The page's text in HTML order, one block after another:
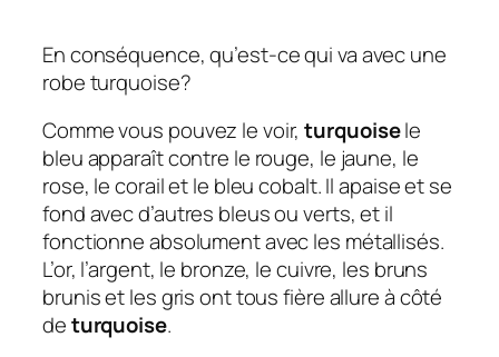
En conséquence, qu’est-ce qui va avec une
robe turquoise?
Comme vous pouvez le voir,turquoisele
bleu apparaît contre le rouge, le jaune, le
rose, le corail et le bleu cobalt. Il apaise et se
fond avec d’autres bleus ou verts, et il
fonctionne absolument avec les métallisés.
L’or, l’argent, le bronze, le cuivre, les bruns
brunis et les gris ont tous fière allure à côté
deturquoise.